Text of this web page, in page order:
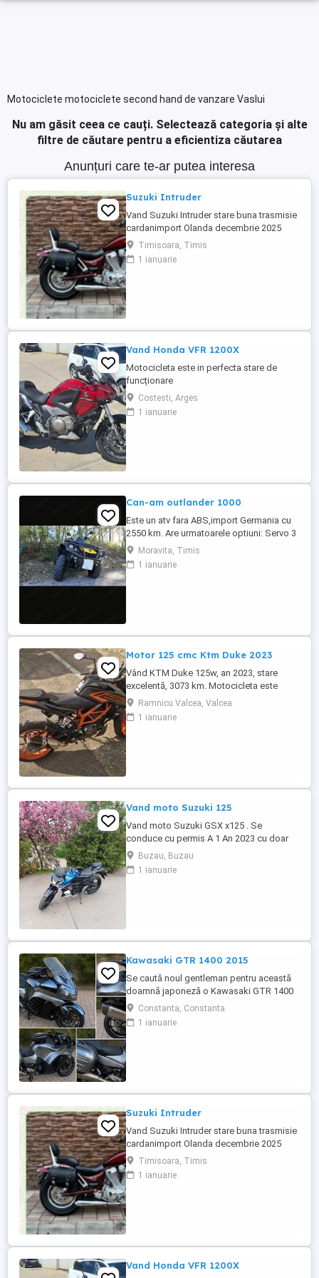
Motociclete motociclete second hand de vanzare Vaslui
Nu am găsit ceea ce cauți. Selectează categoria și alte
filtre de căutare pentru a eficientiza căutarea
Anunțuri care te-ar putea interesa
Suzuki Intruder
Vand Suzuki Intruder stare buna trasmisie
cardanimport Olanda decembrie 2025
inmatriculat RO IN FEBRUARIE Nu raspund
la mesaje.Schimb cu ATV plus sau minus
diferenta
Timisoara, Timis
1 ianuarie
Vand Honda VFR 1200X
Motocicleta este in perfecta stare de
funcționare
Costesti, Arges
1 ianuarie
Can-am outlander 1000
Este un atv fara ABS,import Germania cu
2550 km. Are urmatoarele optiuni: Servo 3
nivele Suspensie FOX cu rebound Bullbar
fata Bullbar spate Handguardurile Can am
Jante beadlock
Moravita, Timis
1 ianuarie
Motor 125 cmc Ktm Duke 2023
Vând KTM Duke 125w, an 2023, stare
excelentă, 3073 km. Motocicleta este
ideală pentru începători sau pentru oraș.
Fără daune, lovituri!
Ramnicu Valcea, Valcea
1 ianuarie
Vand moto Suzuki 125
Vand moto Suzuki GSX x125 . Se
conduce cu permis A 1 An 2023 cu doar
5000km Stare impecabila , fara cazaturi
ITP valabil pana in noiembrie 2027 Revizii
si schimb de ulei in service autorizat
Buzau, Buzau
1 ianuarie
Kawasaki GTR 1400 2015
Se caută noul gentleman pentru această
doamnă japoneză o Kawasaki GTR 1400
care încă întoarce priviri și iubește
kilometrii. A fost răsfățată, întreținută la
timp și tratată cu respect. O dau doar
Constanta, Constanta
1 ianuarie
Suzuki Intruder
Vand Suzuki Intruder stare buna trasmisie
cardanimport Olanda decembrie 2025
inmatriculat RO IN FEBRUARIE Nu raspund
la mesaje.Schimb cu ATV plus sau minus
diferenta
Timisoara, Timis
1 ianuarie
Vand Honda VFR 1200X